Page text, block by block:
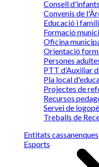
Consell
Convenis de
Educació i
Formació
Oficina
Orientació
Persones
PTT d’Auxiliar
Pla local
Projectes de
Recursos
Servei de
Treballs de
Entitats cassanenques
Esports